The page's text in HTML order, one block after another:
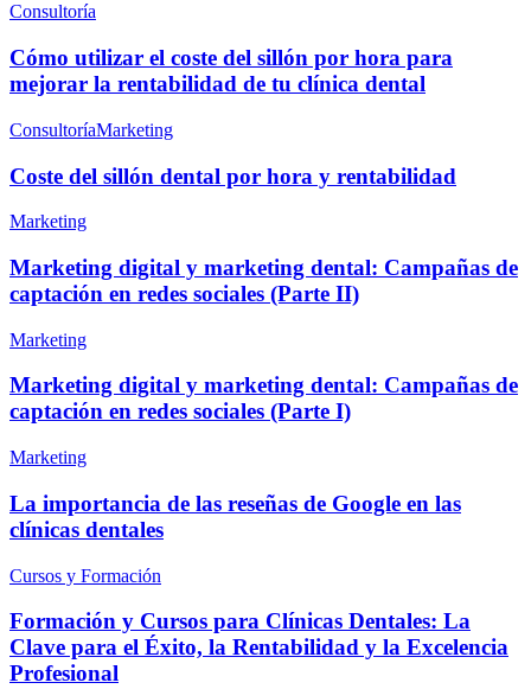
Consultoría
Cómo utilizar el coste del sillón por hora para
mejorar la rentabilidad de tu clínica dental
ConsultoríaMarketing
Coste del sillón dental por hora y rentabilidad
Marketing
Marketing digital y marketing dental: Campañas de
captación en redes sociales (Parte II)
Marketing
Marketing digital y marketing dental: Campañas de
captación en redes sociales (Parte I)
Marketing
La importancia de las reseñas de Google en las
clínicas dentales
Cursos y Formación
Formación y Cursos para Clínicas Dentales: La
Clave para el Éxito, la Rentabilidad y la Excelencia
Profesional